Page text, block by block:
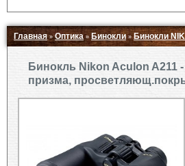
Главная»Оптика » Бинокли» Бинокли
Бинокль Nikon Aculon A211
призма,